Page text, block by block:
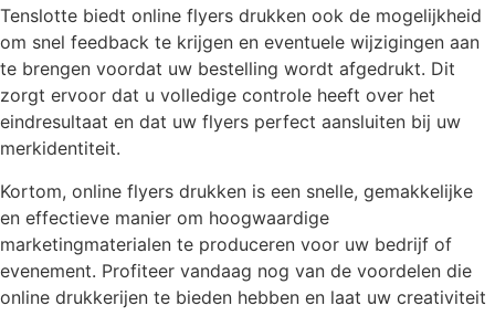
Tenslotte biedt online flyers drukken ook de mogelijkheid
om snel feedback te krijgen en eventuele wijzigingen aan
te brengen voordat uw bestelling wordt afgedrukt. Dit
zorgt ervoor dat u volledige controle heeft over het
eindresultaat en dat uw flyers perfect aansluiten bij uw
merkidentiteit.
Kortom, online flyers drukken is een snelle, gemakkelijke
en effectieve manier om hoogwaardige
marketingmaterialen te produceren voor uw bedrijf of
evenement. Profiteer vandaag nog van de voordelen die
online drukkerijen te bieden hebben en laat uw creativiteit